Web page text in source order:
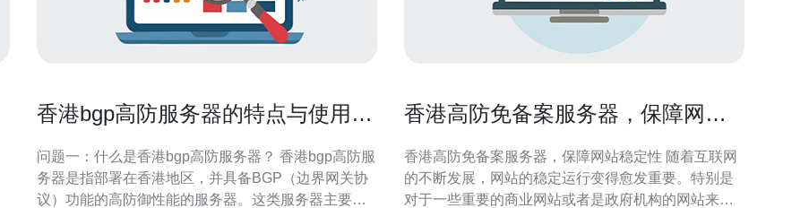
香港bgp高防服务器的特点与使用场
问题一：什么是香港bgp高防服务器？ 香港bgp高防服
务器是指部署在香港地区，并具备BGP（边界网关协
议）功能的高防御性能的服务器。这类服务器主要用
香港高防免备案服务器，保障网站
香港高防免备案服务器，保障网站稳定性 随着互联网
的不断发展，网站的稳定运行变得愈发重要。特别是
对于一些重要的商业网站或者是政府机构的网站来